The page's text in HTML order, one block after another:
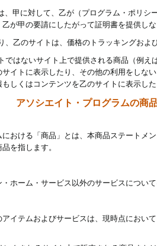
、甲に対して、乙が（プログラム・ポリ
が甲の要請にしたがって証明書を提供し
、乙のサイトは、価格のトラッキングお
ではないサイト上で提供される商品（例
イトに表示したり、その他の利用をしな
しくはコンテンツを乙のサイトに表示し
アソシエイト・プログラムの商
おける「商品」とは、本商品ステートメ
を指します。
ホーム・サービス以外のサービスについ
イテムおよびサービスは、現時点におい